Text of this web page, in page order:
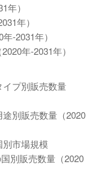
年）
年）
-2031年）
年-2031年）
イプ別販売数量
別販売数量（2020
市場規模
別販売数量（2020